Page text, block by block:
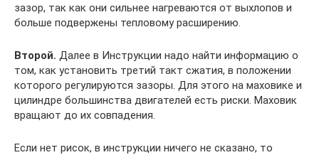
зазор, так как они сильнее нагреваются от выхлопов и
больше подвержены тепловому расширению.
Второй. Далее в Инструкции надо найти информацию о
том, как установить третий такт сжатия, в положении
которого регулируются зазоры. Для этого на маховике и
цилиндре большинства двигателей есть риски. Маховик
вращают до их совпадения.
Если нет рисок, в инструкции ничего не сказано, то